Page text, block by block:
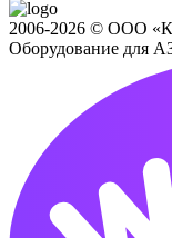
2006-2026 © ООО
Оборудование для